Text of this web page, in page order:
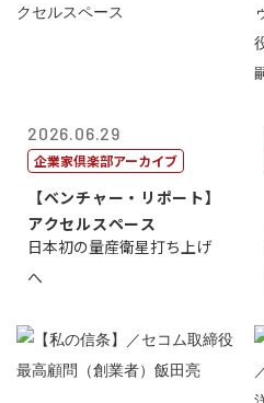
2026.06.29
企業家倶楽部アーカイブ
【ベンチャー・リポート】
アクセルスペース
日本初の量産衛星打ち上げ
へ